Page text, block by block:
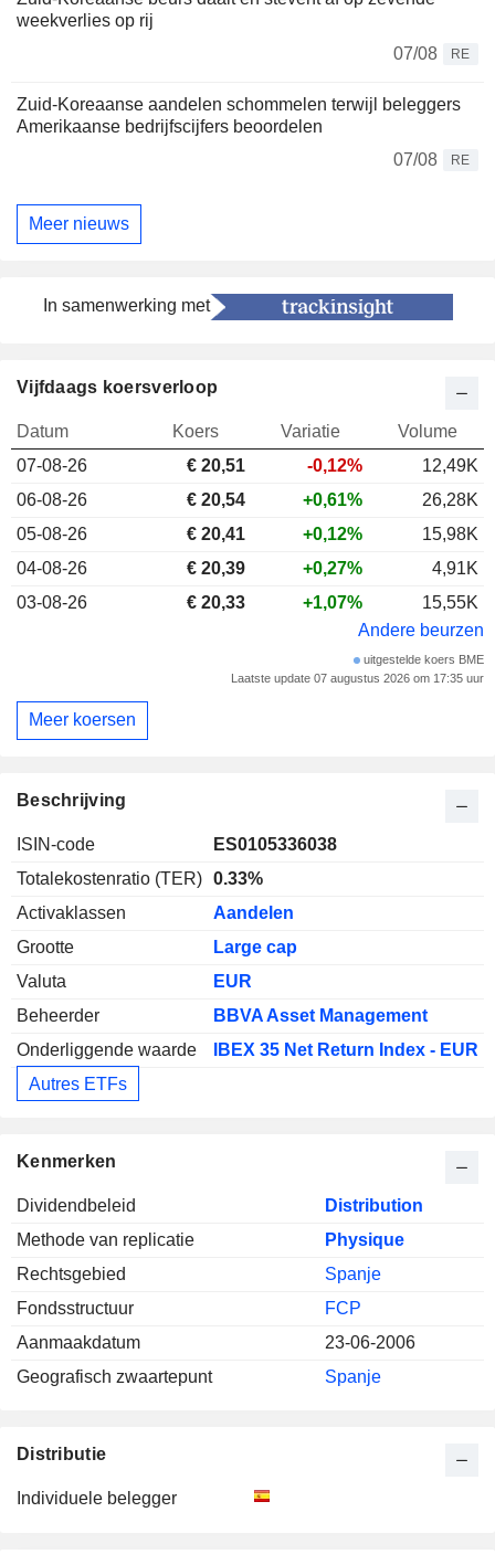
weekverlies op rij
07/08
RE
Zuid-Koreaanse aandelen schommelen terwijl beleggers
Amerikaanse bedrijfscijfers beoordelen
07/08
RE
Meer nieuws
In samenwerking met
Vijfdaags koersverloop
Datum Koers Variatie
Volume
07-08-26
€ 20,51 -0,12%
12,49K
06-08-26
€ 20,54 +0,61%
26,28K
05-08-26
€ 20,41 +0,12%
15,98K
04-08-26
€ 20,39 +0,27%
4,91K
03-08-26
€ 20,33 +1,07%
15,55K
Andere beurzen
uitgestelde koers BME
Laatste update 07 augustus 2026 om 17:35 uur
Meer koersen
Beschrijving
ISIN-code
ES0105336038
Totalekostenratio (TER) 0.33%
Activaklassen
Aandelen
Grootte
Large cap
Valuta
EUR
Beheerder
BBVA Asset Management
Onderliggende waarde
IBEX 35 Net Return Index - EUR
Autres ETFs
Kenmerken
Dividendbeleid
Distribution
Methode van replicatie
Physique
Rechtsgebied
Spanje
Fondsstructuur
FCP
Aanmaakdatum
23-06-2006
Geografisch zwaartepunt
Spanje
Distributie
Individuele belegger